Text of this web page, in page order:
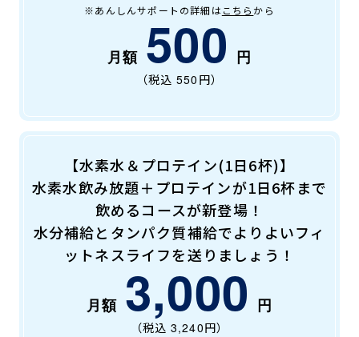
※あんしんサポートの詳細はこちら から
500
（税込 550 円）
【水素水＆プロテイン(1日6杯)】
水素水飲み放題＋プロテインが1日6杯まで
飲めるコースが新登場！
水分補給とタンパク質補給でよりよいフィ
ットネスライフを送りましょう！
3,000
（税込 3,240円）